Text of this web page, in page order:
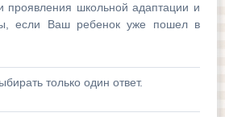
школьной адаптации и
если Ваш ребенок уже пошел в
только один ответ.